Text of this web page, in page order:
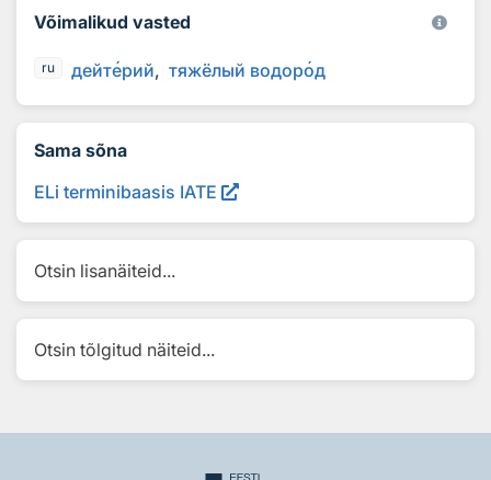
Võimalikud vasted
ru дейтерий тяжёлый водород
Sama sõna
ELi terminibaasis IATE
Otsin lisanäiteid...
Otsin tõlgitud näiteid...